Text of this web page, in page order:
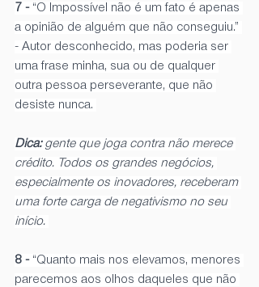
7 - “O Impossível não é um fato é apenas
a opinião de alguém que não conseguiu.”
- Autor desconhecido, mas poderia ser
uma frase minha, sua ou de qualquer
outra pessoa perseverante, que não
desiste nunca.
Dica: gente que joga contra não merece
crédito. Todos os grandes negócios,
especialmente os inovadores, receberam
uma forte carga de negativismo no seu
início.
8 - “Quanto mais nos elevamos, menores
parecemos aos olhos daqueles que não